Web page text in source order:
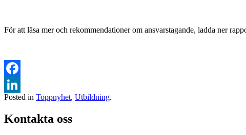
För att läsa mer och rekommendationer om ansvarstagande, ladda ner
Facebook
LinkedIn
Posted in Toppnyhet, Utbildning.
Kontakta oss